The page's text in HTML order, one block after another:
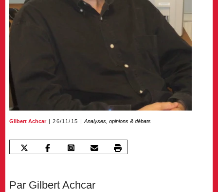
Gilbert Achcar 26/11/15 Analyses, opinions & débats
Par Gilbert Achcar